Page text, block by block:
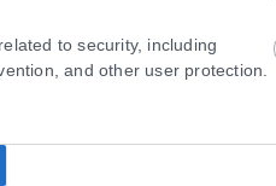
to security, including
and other user protection.
στον Λυκαβηττό. Όπως έγινε